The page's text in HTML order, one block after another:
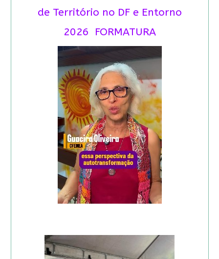
de Território no DF e Entorno
2026 FORMATURA